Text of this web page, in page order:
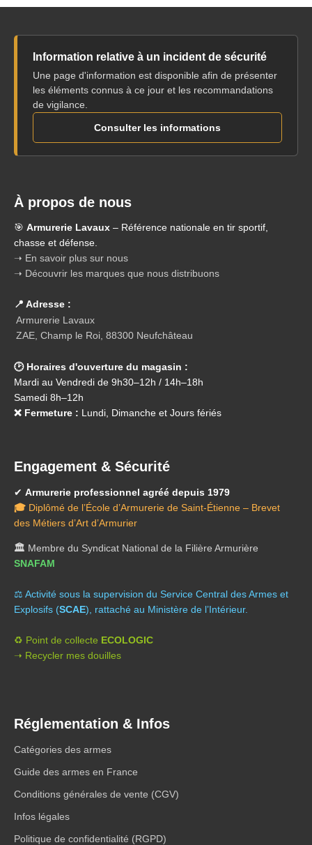
Information relative à un incident de sécurité
Une page d'information est disponible afin de présenter
les éléments connus à ce jour et les recommandations
de vigilance.
Consulter les informations
À propos de nous
🎯 Armurerie Lavaux – Référence nationale en tir sportif,
chasse et défense.
➝ En savoir plus sur nous
➝ Découvrir les marques que nous distribuons
📍 Adresse :
Armurerie Lavaux
ZAE, Champ le Roi, 88300 Neufchâteau
🕑 Horaires d'ouverture du magasin :
Mardi au Vendredi de 9h30–12h / 14h–18h
Samedi 8h–12h
❌ Fermeture : Lundi, Dimanche et Jours fériés
Engagement & Sécurité
✔ Armurerie professionnel agréé depuis 1979
🎓 Diplômé de l’École d’Armurerie de Saint-Étienne – Brevet
des Métiers d’Art d’Armurier
🏛️ Membre du Syndicat National de la Filière Armurière
SNAFAM
⚖️ Activité sous la supervision du Service Central des Armes et
Explosifs (SCAE), rattaché au Ministère de l’Intérieur.
♻️ Point de collecte ECOLOGIC
➝ Recycler mes douilles
Réglementation & Infos
Catégories des armes
Guide des armes en France
Conditions générales de vente (CGV)
Infos légales
Politique de confidentialité (RGPD)